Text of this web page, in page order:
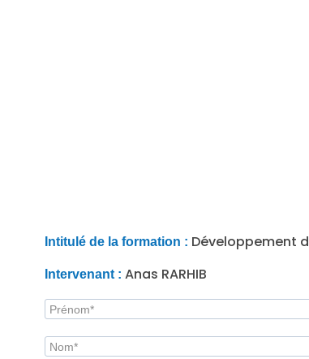
Intitulé de la formation : Développement
Intervenant : Anas RARHIB